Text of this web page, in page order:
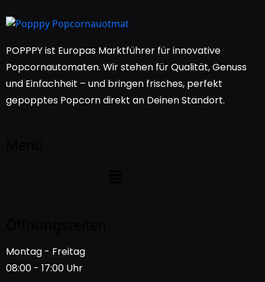
POPPPY ist Europas Marktführer für innovative
Popcornautomaten. Wir stehen für Qualität, Genuss
und Einfachheit – und bringen frisches, perfekt
gepopptes Popcorn direkt an Deinen Standort.
Montag - Freitag
08:00 - 17:00 Uhr